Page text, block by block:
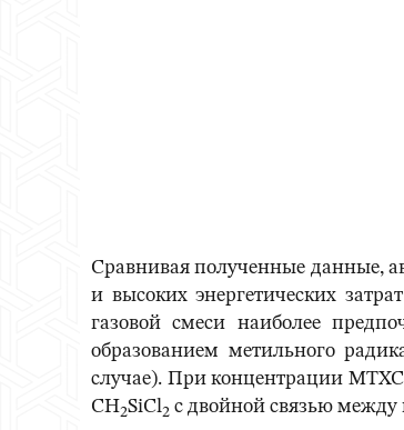
Сравнивая полученные данные,
и высоких энергетических
газовой смеси наиболее
образованием метильного
случае). При концентрации МТХС
CH2SiCl2 с двойной связью между